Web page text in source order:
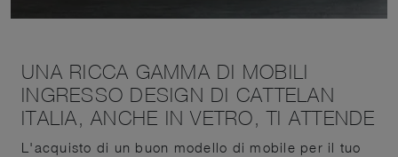
UNA RICCA GAMMA DI MOBILI
INGRESSO DESIGN DI CATTELAN
ITALIA, ANCHE IN VETRO, TI ATTENDE
L'acquisto di un buon modello di mobile per il tuo